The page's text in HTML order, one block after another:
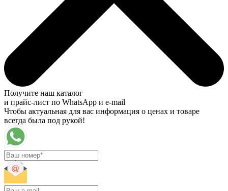
Получите наш каталог
и прайс-лист по WhatsApp и e-mail
Чтобы актуальная для вас информация о ценах и товаре
всегда была под рукой!